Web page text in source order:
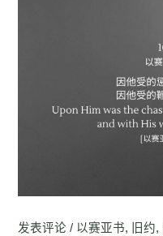
发表评论 / 以赛亚书, 旧约,